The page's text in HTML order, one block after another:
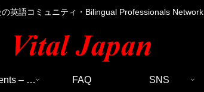
の英語コミュニティ・Bilingual Professionals Network
Past Events – 過去のイベント FAQ SNS